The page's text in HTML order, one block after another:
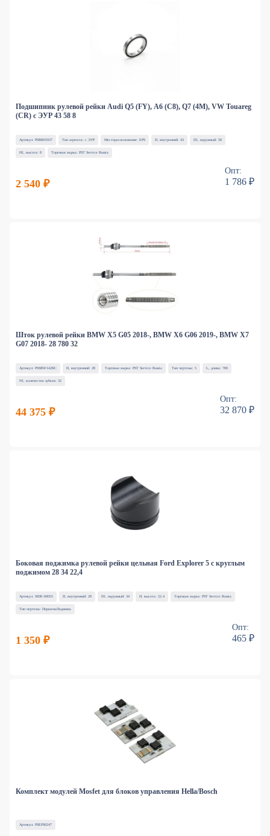
Подшипник рулевой рейки Audi Q5 (FY), A6 (C8), Q7 (4M), VW Touareg
(CR) с ЭУР 43 58 8
Артикул: PSBR05937 Тип агрегата: с ЭУР Месторасположение: EPS D, внутренний: 43 D1, наружный: 58
H1, высота: 8 Торговая марка: PST Service Russia
2 540 ₽
Опт:
1 786 ₽
Шток рулевой рейки BMW X5 G05 2018-, BMW X6 G06 2019-, BMW X7
G07 2018- 28 780 32
Артикул: PSSBW142RC D, внутренний: 28 Торговая марка: PST Service Russia Тип чертежа: 5 L, длина: 780
N1, количество зубьев: 32
44 375 ₽
Опт:
32 870 ₽
Боковая поджимка рулевой рейки цельная Ford Explorer 5 с круглым
поджимом 28 34 22,4
Артикул: SIDE-00055 D, внутренний: 28 D1, наружный: 34 H, высота: 22.4 Торговая марка: PST Service Russia
Тип чертежа: ПоршеньПоджима
1 350 ₽
Опт:
465 ₽
Комплект модулей Mosfet для блоков управления Hella/Bosch
Артикул: PSEPS0247